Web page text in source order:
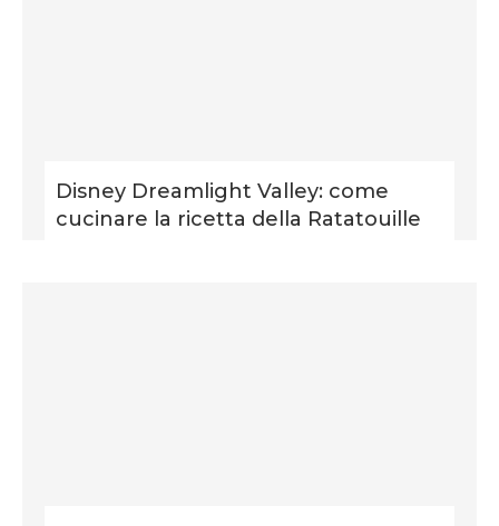
Disney Dreamlight Valley: come
cucinare la ricetta della Ratatouille